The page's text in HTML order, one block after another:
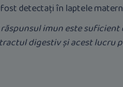
detectați în laptele
răspunsul imun este
digestiv şi acest lucru